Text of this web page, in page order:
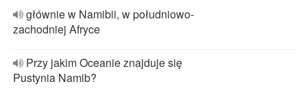
głównie w Namibii, w południowo-
zachodniej Afryce
Przy jakim Oceanie znajduje się
Pustynia Namib?